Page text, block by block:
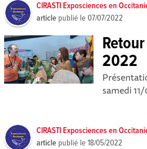
CIRASTI Exposciences en
article publié le07/07/2022
2022
samedi
CIRASTI Exposciences en
article publié le18/05/2022